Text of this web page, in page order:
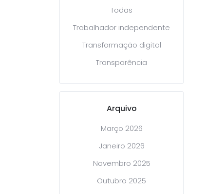
Todas
Trabalhador independente
Transformação digital
Transparência
Arquivo
Março 2026
Janeiro 2026
Novembro 2025
Outubro 2025